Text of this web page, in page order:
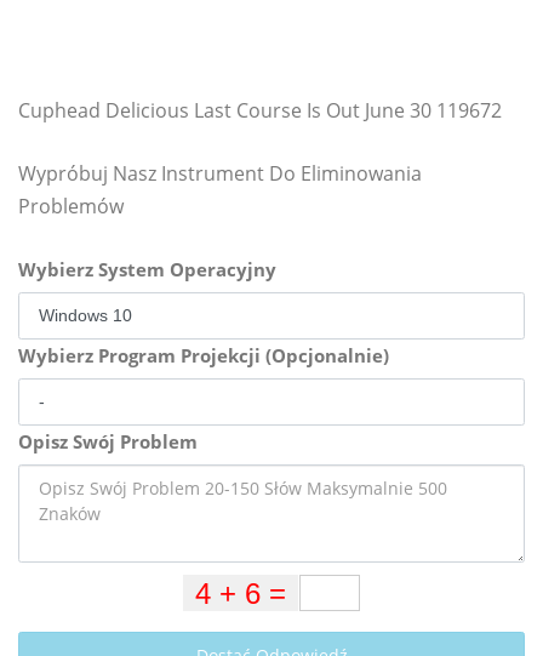
Cuphead Delicious Last Course Is Out June 30 119672
Wypróbuj Nasz Instrument Do Eliminowania
Problemów
Wybierz System Operacyjny
Wybierz Program Projekcji (Opcjonalnie)
Opisz Swój Problem